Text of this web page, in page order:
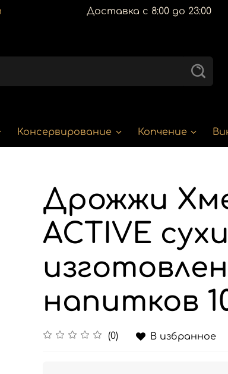
Доставка с 8:00 до 23:00
Консервирование Копчение
Дрожжи
ACTIVE
напитков
(0) В избранное